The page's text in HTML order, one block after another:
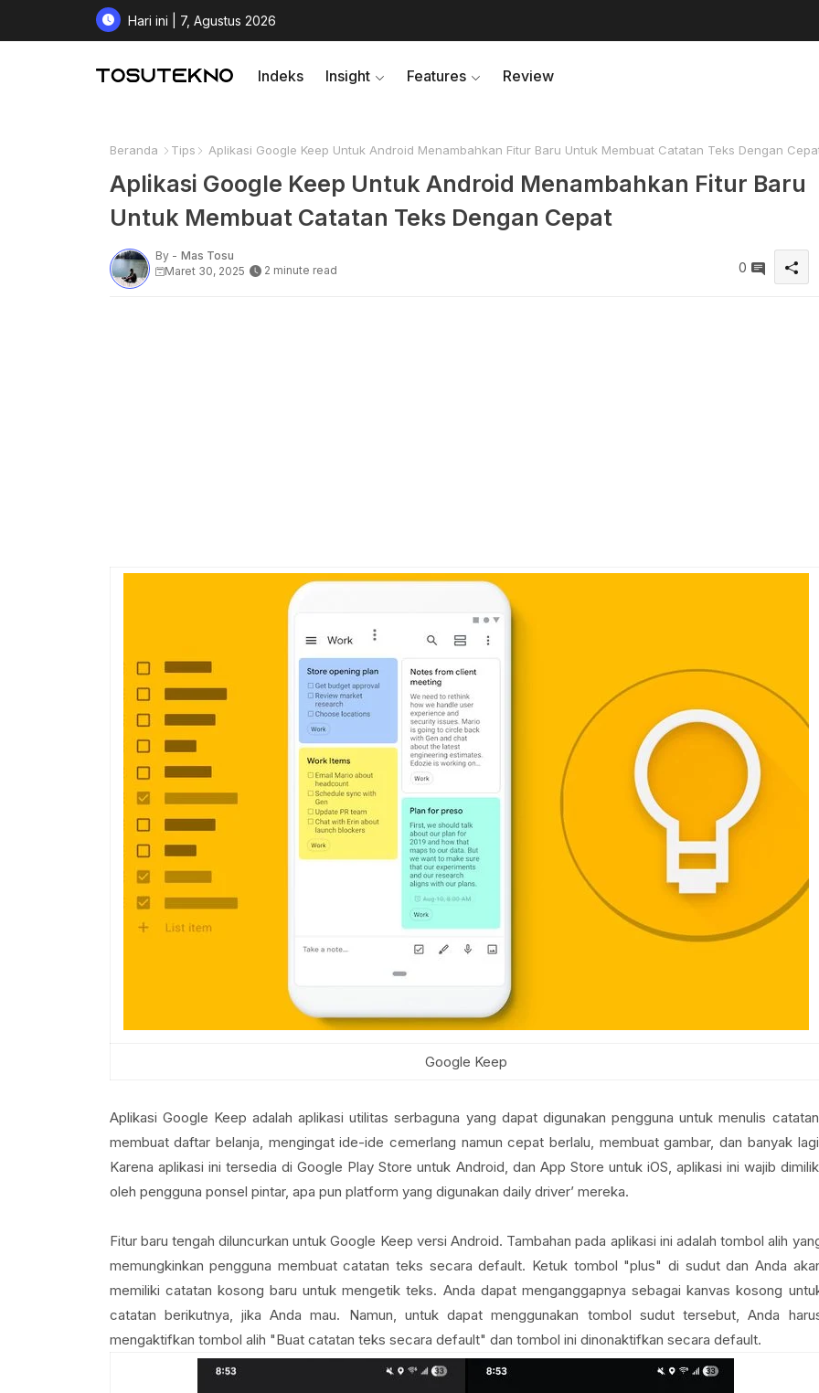
Hari ini | 7, Agustus 2026
Indeks Insight Features Review
Beranda Tips Aplikasi Google Keep Untuk Android Menambahkan Fitur Baru Untuk Membuat Catatan Teks Dengan
Aplikasi Google Keep Untuk Android Menambahkan Fitur Baru
Untuk Membuat Catatan Teks Dengan Cepat
By - Mas Tosu
Maret 30, 2025
2 minute read 0
Google Keep
Aplikasi Google Keep adalah aplikasi utilitas serbaguna yang dapat digunakan pengguna untuk menulis
membuat daftar belanja, mengingat ide-ide cemerlang namun cepat berlalu, membuat gambar, dan banyak
Karena aplikasi ini tersedia di Google Play Store untuk Android, dan App Store untuk iOS, aplikasi ini wajib
oleh pengguna ponsel pintar, apa pun platform yang digunakan daily driver’ mereka.
Fitur baru tengah diluncurkan untuk Google Keep versi Android. Tambahan pada aplikasi ini adalah tombol alih
memungkinkan pengguna membuat catatan teks secara default. Ketuk tombol "plus" di sudut dan Anda
memiliki catatan kosong baru untuk mengetik teks. Anda dapat menganggapnya sebagai kanvas kosong
catatan berikutnya, jika Anda mau. Namun, untuk dapat menggunakan tombol sudut tersebut, Anda
mengaktifkan tombol alih "Buat catatan teks secara default" dan tombol ini dinonaktifkan secara default.